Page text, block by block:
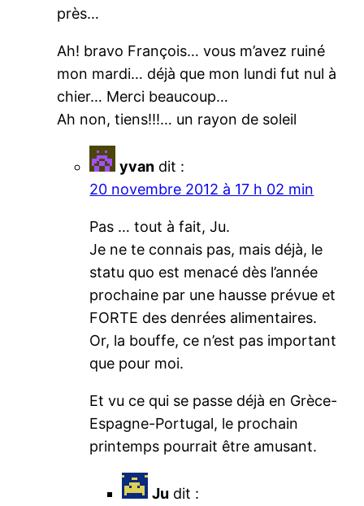
près…
Ah! bravo François… vous m’avez ruiné
mon mardi… déjà que mon lundi fut nul à
chier… Merci beaucoup…
Ah non, tiens!!!… un rayon de soleil
yvan dit :
20 novembre 2012 à 17 h 02 min
Pas … tout à fait, Ju.
Je ne te connais pas, mais déjà, le
statu quo est menacé dès l’année
prochaine par une hausse prévue et
FORTE des denrées alimentaires.
Or, la bouffe, ce n’est pas important
que pour moi.
Et vu ce qui se passe déjà en Grèce-
Espagne-Portugal, le prochain
printemps pourrait être amusant.
Ju dit :